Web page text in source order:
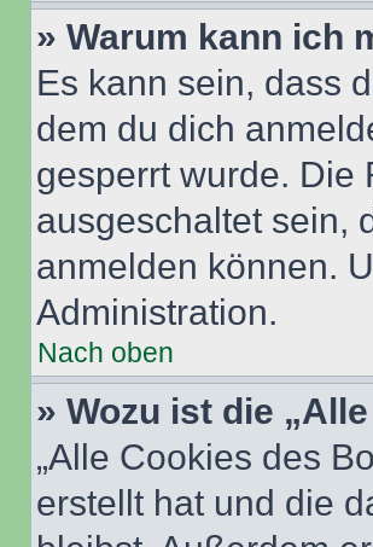
» Warum kann ich
Es kann sein, dass
dem du dich
gesperrt wurde. Die
ausgeschaltet sein,
anmelden können.
Administration.
Nach oben
» Wozu ist die
„Alle Cookies des
erstellt hat und die